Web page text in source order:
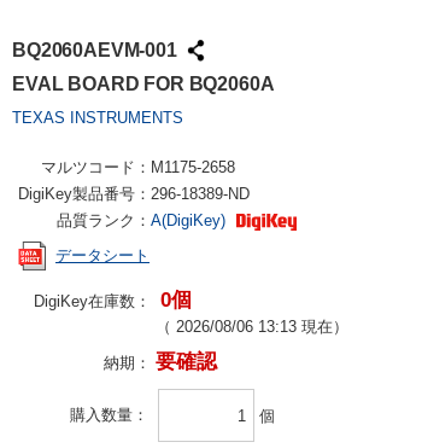
BQ2060AEVM-001
EVAL BOARD FOR BQ2060A
TEXAS INSTRUMENTS
マルツコード： M1175-2658
DigiKey製品番号： 296-18389-ND
品質ランク： A(DigiKey)
データシート
DigiKey在庫数： 0個
（ 2026/08/06 13:13 現在）
納期： 要確認
購入数量 個